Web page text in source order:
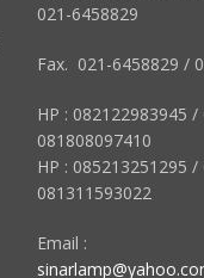
021-6458829
Fax. 021-6458829 /
HP : 082122983945
081808097410
HP : 085213251295
081311593022
Email :